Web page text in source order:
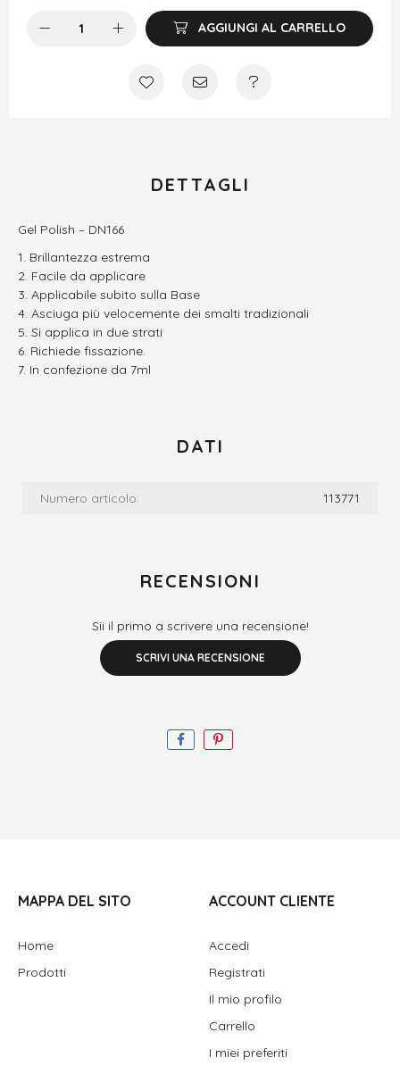
AGGIUNGI AL CARRELLO
DETTAGLI
Gel Polish – DN166
Brillantezza estrema
Facile da applicare
Applicabile subito sulla Base
Asciuga più velocemente dei smalti tradizionali
Si applica in due strati
Richiede fissazione.
In confezione da 7ml
DATI
Numero articolo: 113771
RECENSIONI
Sii il primo a scrivere una recensione!
SCRIVI UNA RECENSIONE
MAPPA DEL SITO
Home
Prodotti
ACCOUNT CLIENTE
Accedi
Registrati
Il mio profilo
Carrello
I miei preferiti